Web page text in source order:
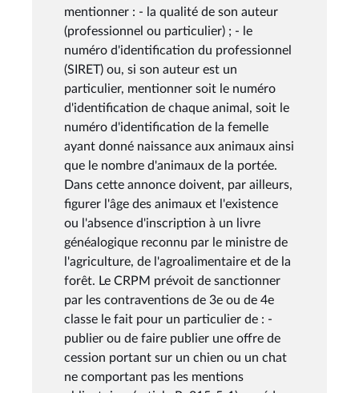
mentionner : - la qualité de son auteur
(professionnel ou particulier) ; - le
numéro d'identification du professionnel
(SIRET) ou, si son auteur est un
particulier, mentionner soit le numéro
d'identification de chaque animal, soit le
numéro d'identification de la femelle
ayant donné naissance aux animaux ainsi
que le nombre d'animaux de la portée.
Dans cette annonce doivent, par ailleurs,
figurer l'âge des animaux et l'existence
ou l'absence d'inscription à un livre
généalogique reconnu par le ministre de
l'agriculture, de l'agroalimentaire et de la
forêt. Le CRPM prévoit de sanctionner
par les contraventions de 3e ou de 4e
classe le fait pour un particulier de : -
publier ou de faire publier une offre de
cession portant sur un chien ou un chat
ne comportant pas les mentions